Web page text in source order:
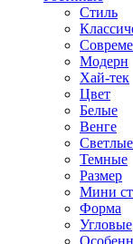
Стиль
Модерн
Хай-тек
Цвет
Белые
Венге
Светлые
Темные
Размер
Мини
Форма
Угловые